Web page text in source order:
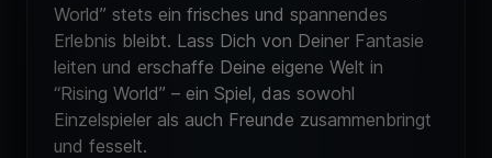
World” stets ein frisches und spannendes
Erlebnis bleibt. Lass Dich von Deiner Fantasie
leiten und erschaffe Deine eigene Welt in
“Rising World” – ein Spiel, das sowohl
Einzelspieler als auch Freunde zusammenbringt
und fesselt.